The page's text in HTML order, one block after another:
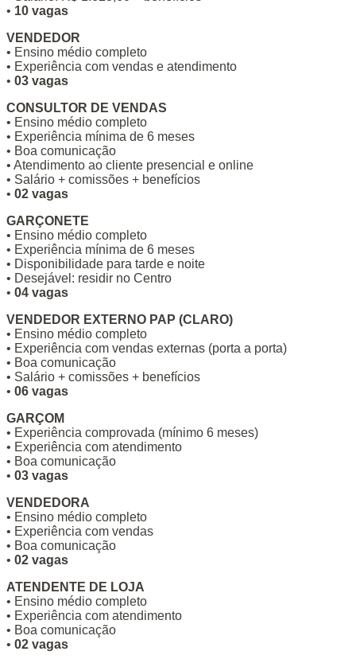
• 10 vagas
VENDEDOR
• Ensino médio completo
• Experiência com vendas e atendimento
• 03 vagas
CONSULTOR DE VENDAS
• Ensino médio completo
• Experiência mínima de 6 meses
• Boa comunicação
• Atendimento ao cliente presencial e online
• Salário + comissões + benefícios
• 02 vagas
GARÇONETE
• Ensino médio completo
• Experiência mínima de 6 meses
• Disponibilidade para tarde e noite
• Desejável: residir no Centro
• 04 vagas
VENDEDOR EXTERNO PAP (CLARO)
• Ensino médio completo
• Experiência com vendas externas (porta a porta)
• Boa comunicação
• Salário + comissões + benefícios
• 06 vagas
GARÇOM
• Experiência comprovada (mínimo 6 meses)
• Experiência com atendimento
• Boa comunicação
• 03 vagas
VENDEDORA
• Ensino médio completo
• Experiência com vendas
• Boa comunicação
• 02 vagas
ATENDENTE DE LOJA
• Ensino médio completo
• Experiência com atendimento
• Boa comunicação
• 02 vagas